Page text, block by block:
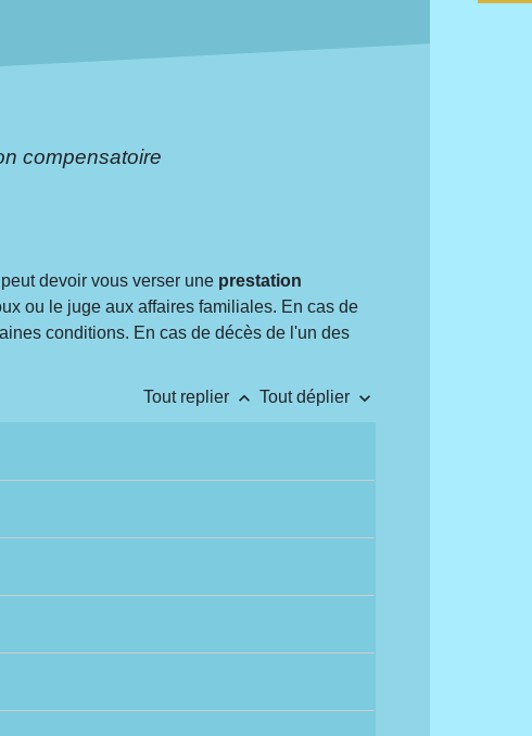
compensatoire
devoir vous verser une prestation
ou le juge aux affaires familiales. En cas de
conditions. En cas de décès de l'un des
Tout replier keyboard_arrow_up Tout déplier keyboard_arrow_down